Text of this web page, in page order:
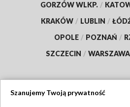
GORZÓW WLKP. /
KRAKÓW / LUBLIN /
OPOLE / POZNAŃ /
SZCZECIN / WARSZAWA
Szanujemy Twoją prywatność